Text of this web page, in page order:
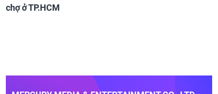
chợ ở TP.HCM